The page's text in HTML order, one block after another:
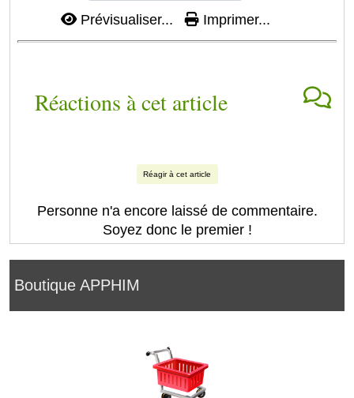
Boutique APPHIM
Prévisualiser... Imprimer...
Réactions à cet article
Réagir à cet article
Personne n'a encore laissé de commentaire.
Soyez donc le premier !